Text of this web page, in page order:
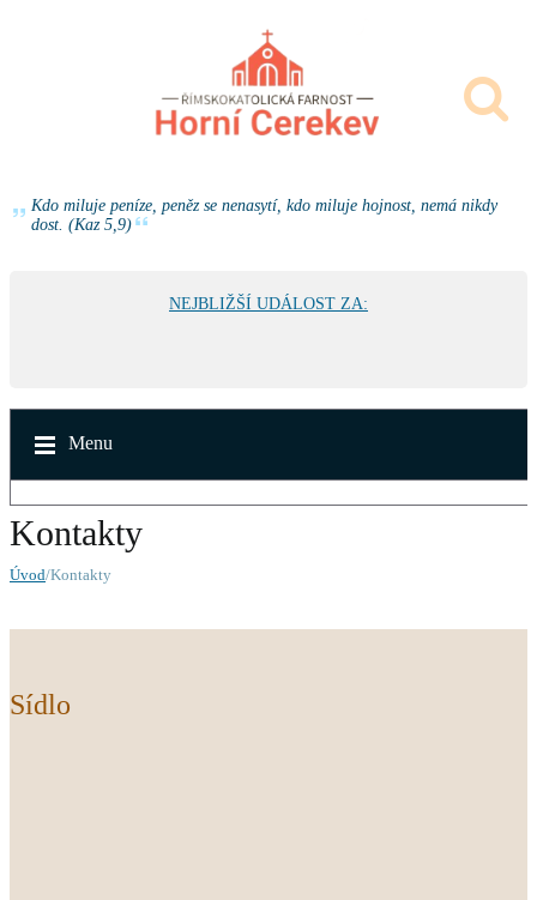
Kdo miluje peníze, peněz se nenasytí, kdo miluje hojnost, nemá nikdy
dost. (Kaz 5,9)
NEJBLIŽŠÍ UDÁLOST ZA:
Menu
Kontakty
Úvod/Kontakty
Sídlo